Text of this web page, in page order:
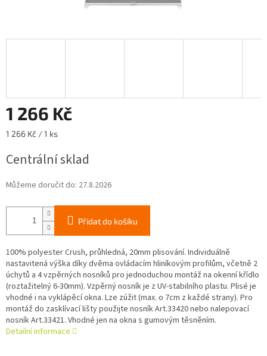
1 266 Kč
Měrná
1 266 Kč / 1 ks
Centrální sklad
Můžeme doručit do: 27.8.2026
Přidat do košíku
100% polyester Crush, průhledná, 20mm plisování. Individuálně
nastavitená výška díky dvěma ovládacím hliníkovým profilům, včetně 2
úchytů a 4 vzpěrných nosníků pro jednoduchou montáž na okenní křídlo
(roztažitelný 6-30mm). Vzpěrný nosník je z UV-stabilního plastu. Plisé je
vhodné i na vyklápěcí okna. Lze zúžit (max. o 7cm z každé strany). Pro
montáž do zasklívací lišty použijte nosník Art.33420 nebo nalepovací
nosník Art.33421. Vhodné jen na okna s gumovým těsněním.
Detailní informace